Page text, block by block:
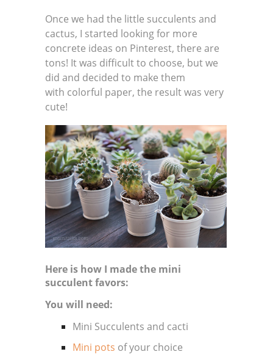
Once we had the little succulents and
cactus, I started looking for more
concrete ideas on Pinterest, there are
tons! It was difficult to choose, but we
did and decided to make them
with colorful paper, the result was very
cute!
Here is how I made the mini
succulent favors:
You will need:
Mini Succulents and cacti
Mini pots of your choice